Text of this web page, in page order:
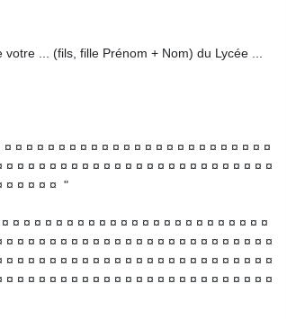
... (fils, fille Prénom + Nom) du Lycée ...
¤ ¤ ¤ ¤ ¤ ¤ ¤ ¤ ¤ ¤ ¤ ¤ ¤ ¤ ¤ ¤ ¤ ¤ ¤ ¤ ¤ ¤ ¤ ¤
¤ ¤ ¤ ¤ ¤ ¤ ¤ ¤ ¤ ¤ ¤ ¤ ¤ ¤ ¤ ¤ ¤ ¤ ¤ ¤ ¤ ¤ ¤ ¤
¤ ¤ ¤ ¤ ¤ "
¤ ¤ ¤ ¤ ¤ ¤ ¤ ¤ ¤ ¤ ¤ ¤ ¤ ¤ ¤ ¤ ¤ ¤ ¤ ¤ ¤ ¤ ¤ ¤
¤ ¤ ¤ ¤ ¤ ¤ ¤ ¤ ¤ ¤ ¤ ¤ ¤ ¤ ¤ ¤ ¤ ¤ ¤ ¤ ¤ ¤ ¤ ¤
¤ ¤ ¤ ¤ ¤ ¤ ¤ ¤ ¤ ¤ ¤ ¤ ¤ ¤ ¤ ¤ ¤ ¤ ¤ ¤ ¤ ¤ ¤ ¤
¤ ¤ ¤ ¤ ¤ ¤ ¤ ¤ ¤ ¤ ¤ ¤ ¤ ¤ ¤ ¤ ¤ ¤ ¤ ¤ ¤ ¤ ¤ ¤